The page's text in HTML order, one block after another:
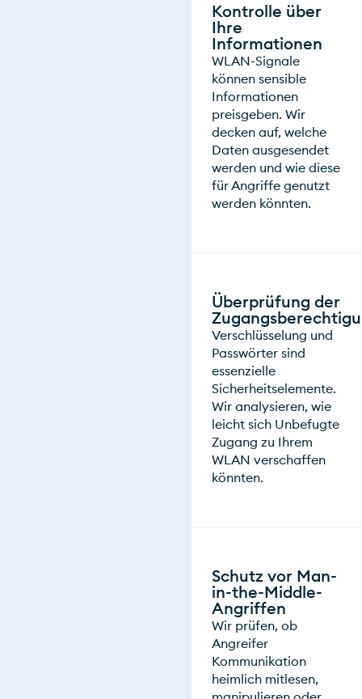
Kontrolle über
Ihre
Informationen
WLAN-Signale
können sensible
Informationen
preisgeben. Wir
decken auf, welche
Daten ausgesendet
werden und wie diese
für Angriffe genutzt
werden könnten.
Überprüfung der
Verschlüsselung und
Passwörter sind
essenzielle
Sicherheitselemente.
Wir analysieren, wie
leicht sich Unbefugte
Zugang zu Ihrem
WLAN verschaffen
könnten.
Schutz vor Man-
in-the-Middle-
Angriffen
Wir prüfen, ob
Angreifer
Kommunikation
heimlich mitlesen,